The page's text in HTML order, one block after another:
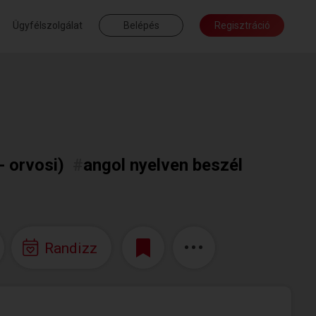
Ügyfélszolgálat Belépés Regisztráció
orvosi)
angol nyelven beszél
Randizz